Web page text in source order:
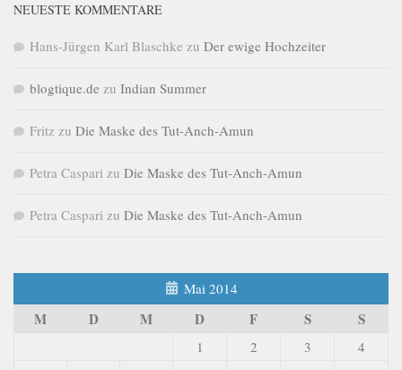
NEUESTE KOMMENTARE
Hans-Jürgen Karl Blaschke zu Der ewige Hochzeiter
blogtique.de zu Indian Summer
Fritz zu Die Maske des Tut-Anch-Amun
Petra Caspari zu Die Maske des Tut-Anch-Amun
Petra Caspari zu Die Maske des Tut-Anch-Amun
Mai 2014
M D M D F S S
1 2 3
4